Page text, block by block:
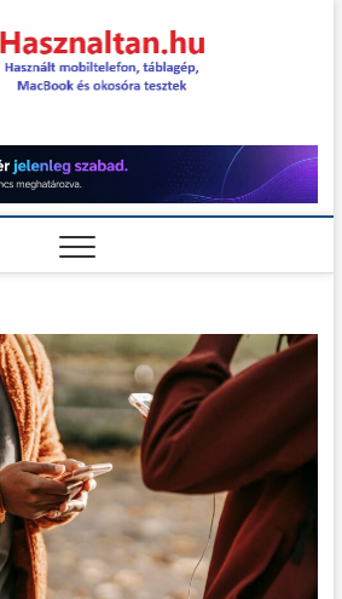
Használt
teszt
TÁBLAGÉP, MACBOOK ÉS
OKOSÓRA TESZTEK